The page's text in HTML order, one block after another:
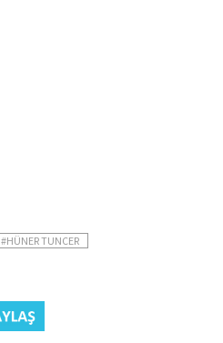
#HÜNER TUNCER